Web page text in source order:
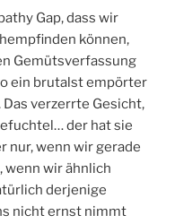
Gap, dass wir
können,
Gemütsverfassung
ein brutalst empörter
verzerrte Gesicht,
der hat sie
nur, wenn wir gerade
wenn wir ähnlich
derjenige
nicht ernst nimmt